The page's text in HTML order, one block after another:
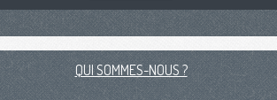
QUI SOMMES-NOUS ?